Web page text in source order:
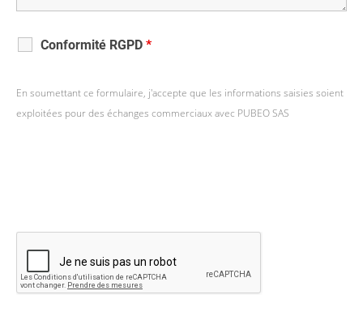
Conformité RGPD *
En soumettant ce formulaire, j'accepte que les informations saisies soient
exploitées pour des échanges commerciaux avec PUBEO SAS